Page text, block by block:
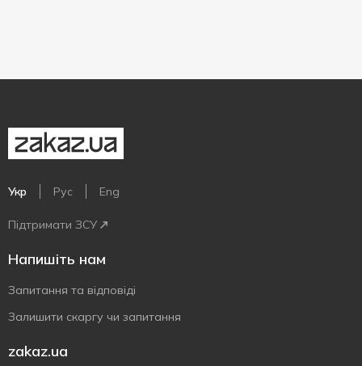
Укр Рус Eng
Підтримати ЗСУ
Напишіть нам
Запитання та відповіді
Залишити скаргу чи запитання
zakaz.ua